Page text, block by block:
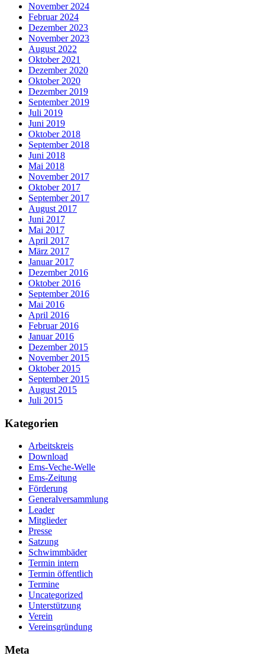
November 2024
Februar 2024
Dezember 2023
November 2023
August 2022
Oktober 2021
Dezember 2020
Oktober 2020
Dezember 2019
September 2019
Juli 2019
Juni 2019
Oktober 2018
September 2018
Juni 2018
Mai 2018
November 2017
Oktober 2017
September 2017
August 2017
Juni 2017
Mai 2017
April 2017
März 2017
Januar 2017
Dezember 2016
Oktober 2016
September 2016
Mai 2016
April 2016
Februar 2016
Januar 2016
Dezember 2015
November 2015
Oktober 2015
September 2015
August 2015
Juli 2015
Kategorien
Arbeitskreis
Download
Ems-Veche-Welle
Ems-Zeitung
Förderung
Generalversammlung
Leader
Mitglieder
Presse
Satzung
Schwimmbäder
Termin intern
Termin öffentlich
Termine
Uncategorized
Unterstützung
Verein
Vereinsgründung
Meta